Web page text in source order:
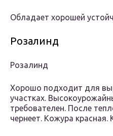
Обладает хорошей
Розалинд
Розалинд
Хорошо подходит для
участках.
требователен. После
чернеет. Кожура